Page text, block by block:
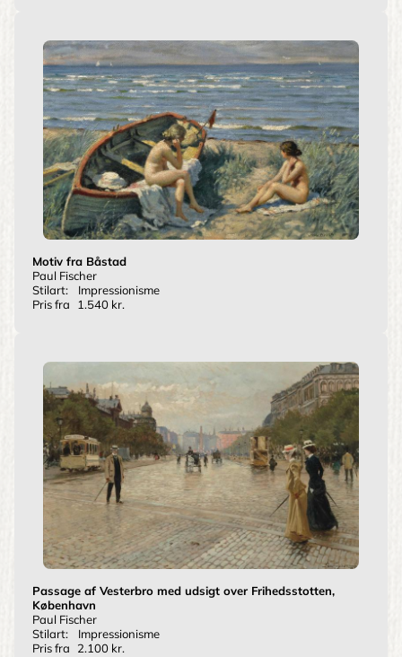
Motiv fra Båstad
Paul Fischer
Stilart:
Impressionisme
Pris fra
1.540 kr.
Passage af Vesterbro med udsigt over Frihedsstotten,
København
Paul Fischer
Stilart:
Impressionisme
Pris fra
2.100 kr.